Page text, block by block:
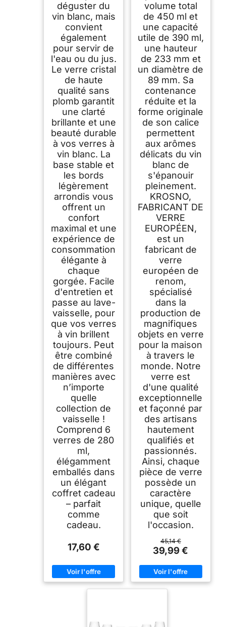
déguster du
vin blanc, mais
convient
également
pour servir de
l'eau ou du jus.
Le verre cristal
de haute
qualité sans
plomb garantit
une clarté
brillante et une
beauté durable
à vos verres à
vin blanc. La
base stable et
les bords
légèrement
arrondis vous
offrent un
confort
maximal et une
expérience de
consommation
élégante à
chaque
gorgée. Facile
d'entretien et
passe au lave-
vaisselle, pour
que vos verres
à vin brillent
toujours. Peut
être combiné
de différentes
manières avec
n’importe
quelle
collection de
vaisselle !
Comprend 6
verres de 280
ml,
élégamment
emballés dans
un élégant
coffret cadeau
– parfait
comme
cadeau.
17,60 €
volume total
de 450 ml et
une capacité
utile de 390 ml,
une hauteur
de 233 mm et
un diamètre de
89 mm. Sa
contenance
réduite et la
forme originale
de son calice
permettent
aux arômes
délicats du vin
blanc de
s'épanouir
pleinement.
KROSNO,
FABRICANT DE
VERRE
EUROPÉEN,
est un
fabricant de
verre
européen de
renom,
spécialisé
dans la
production de
magnifiques
objets en verre
pour la maison
à travers le
monde. Notre
verre est
d'une qualité
exceptionnelle
et façonné par
des artisans
hautement
qualifiés et
passionnés.
Ainsi, chaque
pièce de verre
possède un
caractère
unique, quelle
que soit
l'occasion.
45,14 €
39,99 €